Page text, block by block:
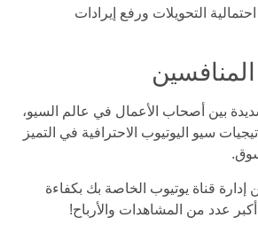
التحويلات ورفع إيرادات
بين أصحاب الأعمال في عالم السيو،
سيو اليوتيوب الاحترافية في التميز
في لوكر 20 من إدارة قناة يوتيوب الخاصة بك بكفاءة
عدد من المشاهدات والأرباح!